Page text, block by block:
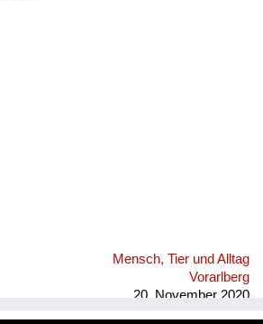
Mensch, Tier und Alltag
Vorarlberg
20. November 2020